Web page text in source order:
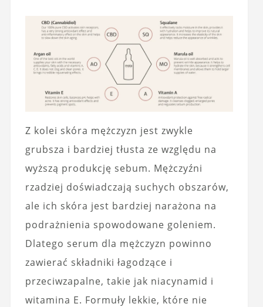
Z kolei skóra mężczyzn jest zwykle
grubsza i bardziej tłusta ze względu na
wyższą produkcję sebum. Mężczyźni
rzadziej doświadczają suchych obszarów,
ale ich skóra jest bardziej narażona na
podrażnienia spowodowane goleniem.
Dlatego serum dla mężczyzn powinno
zawierać składniki łagodzące i
przeciwzapalne, takie jak niacynamid i
witamina E. Formuły lekkie, które nie